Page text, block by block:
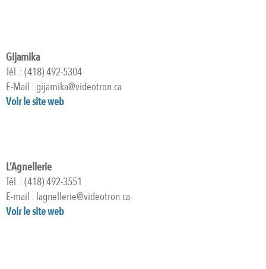
Gijamika
Tél. : (418) 492-5304
E-Mail : gijamika@videotron.ca
Voir le site web
L’Agnellerie
Tél. : (418) 492-3551
E-mail : lagnellerie@videotron.ca
Voir le site web